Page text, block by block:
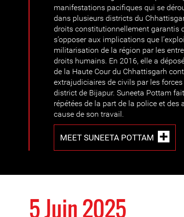
manifestations pacifiques qui se
dans plusieurs districts du
droits constitutionnellement garantis
s’opposer aux implications que
militarisation de la région par les
droits humains. En 2016, elle a
de la Haute Cour du Chhattisgarh
extrajudiciaires de civils par les
district de Bijapur. Suneeta Pottam
répétées de la part de la police et des
cause de son travail.
MEET SUNEETA POTTAM
5 Juin 2025